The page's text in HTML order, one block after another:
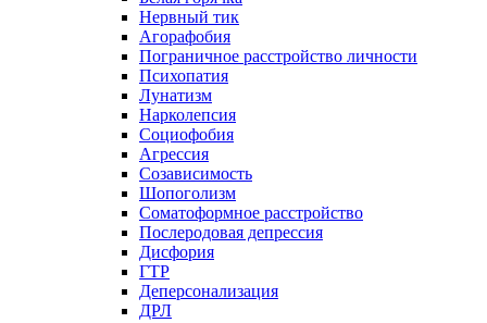
Нервный тик
Агорафобия
Пограничное расстройство личности
Психопатия
Лунатизм
Нарколепсия
Социофобия
Агрессия
Созависимость
Шопоголизм
Соматоформное расстройство
Послеродовая депрессия
Дисфория
ГТР
Деперсонализация
ДРЛ